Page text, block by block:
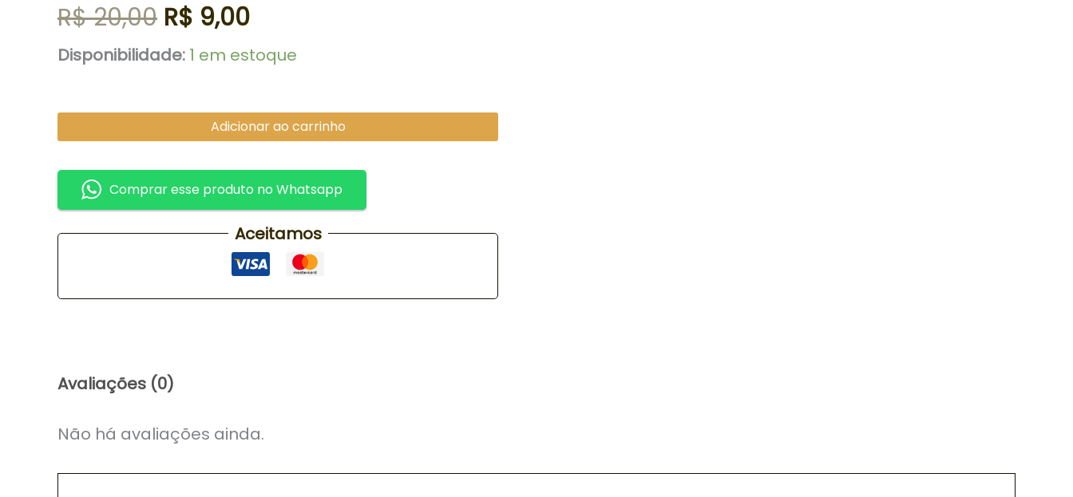
R$20,00 R$ 9,00
Disponibilidade: 1 em estoque
Adicionar ao carrinho
Comprar esse produto no Whatsapp
Aceitamos
Avaliações (0)
Não há avaliações ainda.